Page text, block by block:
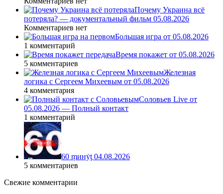
Почему Украина всё
потеряла? — документальный фильм 05.08.2026
Комментариев нет
Большая игра от 05.08.2026
1 комментарий
Время покажет от 05.08.2026
5 комментариев
Железная
логика с Сергеем Михеевым от 05.08.2026
4 комментария
Соловьев Live от
05.08.2026 — Полный контакт
1 комментарий
60 ṃинẏƫ 04.08.2026
5 комментариев
Свежие комментарии